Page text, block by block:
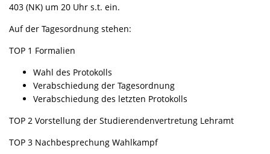
403 (NK) um 20 Uhr s.t. ein.
Auf der Tagesordnung stehen:
TOP 1 Formalien
Wahl des Protokolls
Verabschiedung der Tagesordnung
Verabschiedung des letzten Protokolls
TOP 2 Vorstellung der Studierendenvertretung Lehramt
TOP 3 Nachbesprechung Wahlkampf